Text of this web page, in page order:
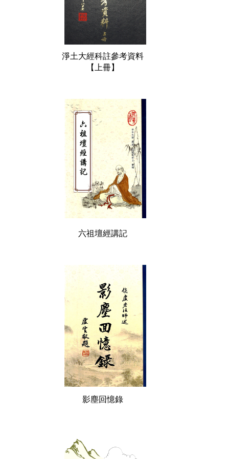
淨土大經科註參考資料
【上冊】
六祖壇經講記
影塵回憶錄